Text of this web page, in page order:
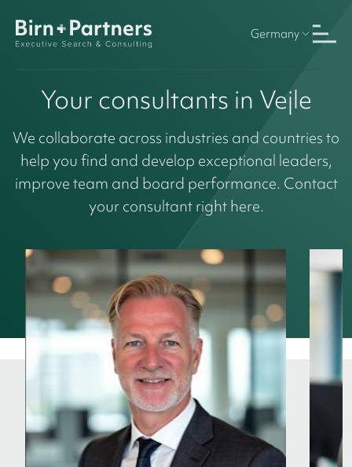
Germany
Your consultants in Vejle
We collaborate across industries and countries to
help you find and develop exceptional leaders,
improve team and board performance. Contact
your consultant right here.